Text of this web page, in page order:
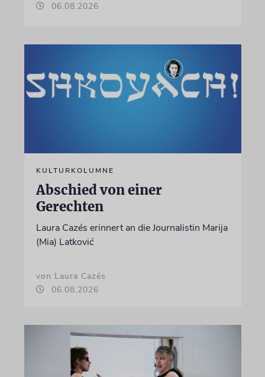
06.08.2026
KULTURKOLUMNE
Abschied von einer
Gerechten
Laura Cazés erinnert an die Journalistin Marija
(Mia) Latković
von Laura Cazés
06.08.2026